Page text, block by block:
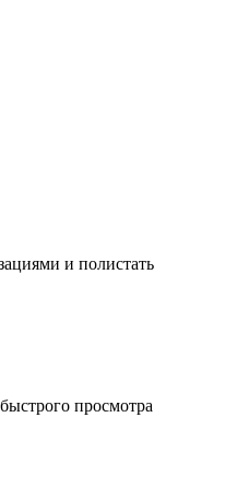
и полистать
просмотра